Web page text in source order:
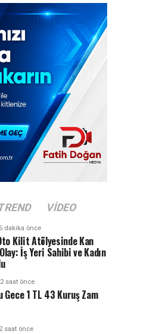
VIDEO
6 dakika önce
Kilit Atölyesinde Kan
İş Yeri Sahibi ve Kadın
2 saat önce
Gece 1 TL 43 Kuruş Zam
2 saat önce